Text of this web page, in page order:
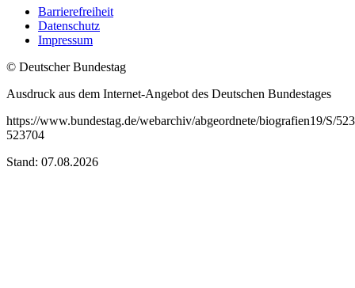
Barrierefreiheit
Datenschutz
Impressum
© Deutscher Bundestag
Ausdruck aus dem Internet-Angebot des Deutschen Bundestages
https://www.bundestag.de/webarchiv/abgeordnete/biografien19/S/
523704
Stand: 07.08.2026